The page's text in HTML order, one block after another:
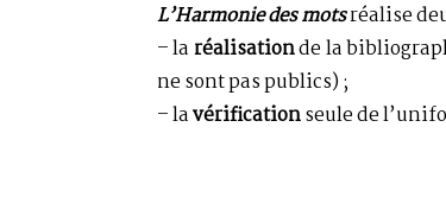
L’Harmonie des motsréalise
– la réalisationde la
ne sont pas publics) ;
– lavérificationseule de